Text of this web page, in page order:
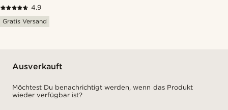
4.9
Gratis Versand
Ausverkauft
Möchtest Du benachrichtigt werden, wenn das Produkt
wieder verfügbar ist?